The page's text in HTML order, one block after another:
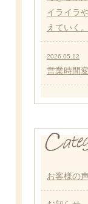
イライラ
えていく。
2026.05.12
営業時間
お客様の